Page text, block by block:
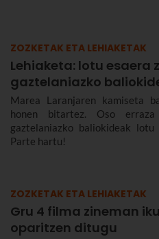
ZOZKETAK ETA LEHIAKETAK
Lehiaketa: lotu esaera
gaztelaniazko
Marea Laranjaren kamiseta
honen bitartez. Oso
gaztelaniazko baliokideak
Parte hartu!
ZOZKETAK ETA LEHIAKETAK
Gru 4 filma zineman
oparitzen ditugu